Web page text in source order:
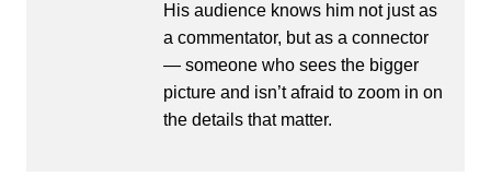
His audience knows him not just as
a commentator, but as a connector
— someone who sees the bigger
picture and isn’t afraid to zoom in on
the details that matter.